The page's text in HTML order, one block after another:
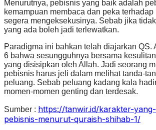
Menurutnya, pebisnis yang baik adalah
kemampuan membaca dan peka
segera mengeksekusinya. Sebab jika
yang ada boleh jadi terlewatkan.
Paradigma ini bahkan telah diajarkan QS.
6 bahwa sesungguhnya bersama
yang disisipkan oleh Allah. Jadi seorang
pebisnis harus jeli dalam melihat tanda-
peluang. Sebab peluang kadang kala
momen-momen genting dan terdesak.
Sumber : https://tanwir.id/karakter-
pebisnis-menurut-quraish-shihab-1/